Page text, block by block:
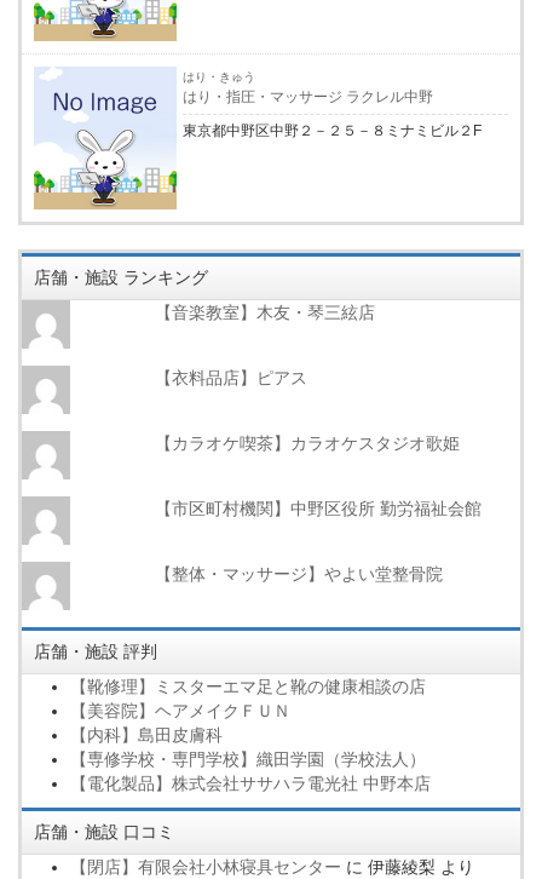
はり・きゅう
はり・指圧・マッサージ ラクレル中野
東京都中野区中野２－２５－８ミナミビル２F
店舗・施設 ランキング
【音楽教室】木友・琴三絃店
【衣料品店】ピアス
【カラオケ喫茶】カラオケスタジオ歌姫
【市区町村機関】中野区役所 勤労福祉会館
【整体・マッサージ】やよい堂整骨院
店舗・施設 評判
【靴修理】ミスターエマ足と靴の健康相談の店
【美容院】ヘアメイクＦＵＮ
【内科】島田皮膚科
【専修学校・専門学校】織田学園（学校法人）
【電化製品】株式会社ササハラ電光社 中野本店
店舗・施設 口コミ
【閉店】有限会社小林寝具センター に 伊藤綾梨 より